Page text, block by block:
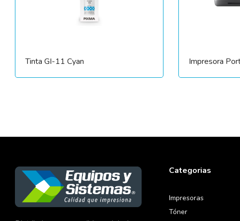
Tinta GI-11 Cyan Impresora
Categorias
Impresoras
Tóner